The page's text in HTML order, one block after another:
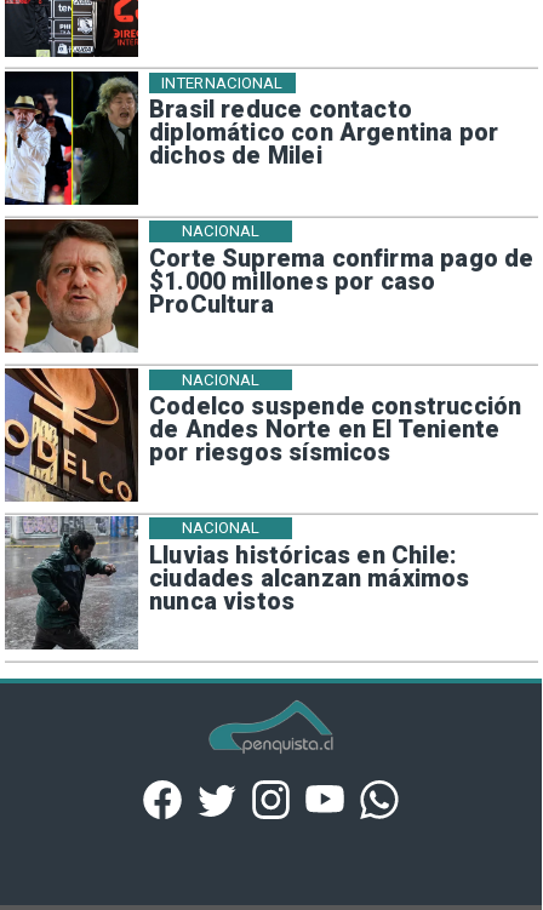
Brasil reduce contacto
diplomático con Argentina por
dichos de Milei
INTERNACIONAL
Corte Suprema confirma pago de
$1.000 millones por caso
ProCultura
NACIONAL
Codelco suspende construcción
de Andes Norte en El Teniente
por riesgos sísmicos
NACIONAL
Lluvias históricas en Chile:
ciudades alcanzan máximos
nunca vistos
NACIONAL